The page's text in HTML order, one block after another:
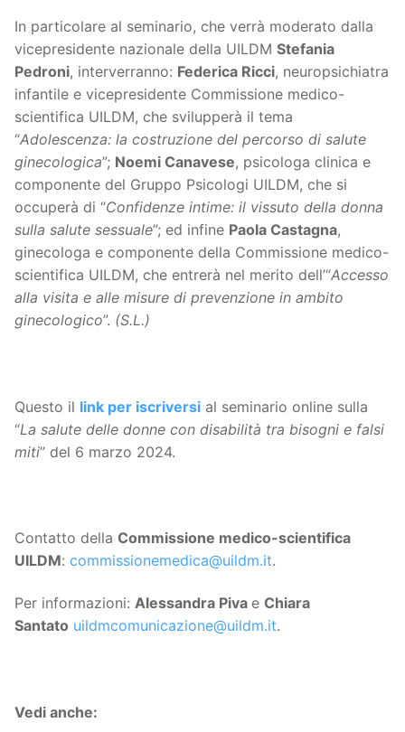
In particolare al seminario, che verrà moderato dalla
vicepresidente nazionale della UILDM Stefania
Pedroni, interverranno: Federica Ricci, neuropsichiatra
infantile e vicepresidente Commissione medico-
scientifica UILDM, che svilupperà il tema
“Adolescenza: la costruzione del percorso di salute
ginecologica”; Noemi Canavese, psicologa clinica e
componente del Gruppo Psicologi UILDM, che si
occuperà di “Confidenze intime: il vissuto della donna
sulla salute sessuale”; ed infine Paola Castagna,
ginecologa e componente della Commissione medico-
scientifica UILDM, che entrerà nel merito dell’“Accesso
alla visita e alle misure di prevenzione in ambito
ginecologico”. (S.L.)
Questo il link per iscriversi al seminario online sulla
“La salute delle donne con disabilità tra bisogni e falsi
miti” del 6 marzo 2024.
Contatto della Commissione medico-scientifica
UILDM: commissionemedica@uildm.it.
Per informazioni: Alessandra Piva e Chiara
Santato uildmcomunicazione@uildm.it.
Vedi anche: